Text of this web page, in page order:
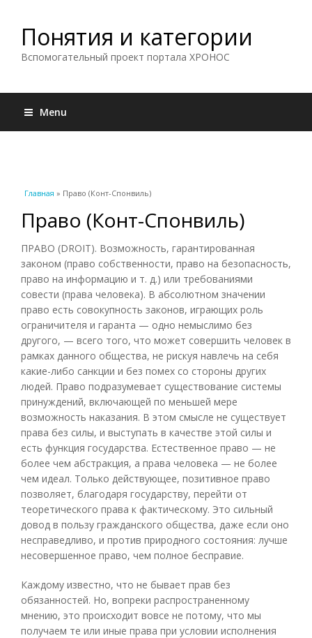
Понятия и категории
Вспомогательный проект портала ХРОНОС
Menu
Вы здесь
Главная » Право (Конт-Спонвиль)
Право (Конт-Спонвиль)
ПРАВО (DROIT). Возможность, гарантированная
законом (право собственности, право на безопасность,
право на информацию и т. д.) или требованиями
совести (права человека). В абсолютном значении
право есть совокупность законов, играющих роль
ограничителя и гаранта — одно немыслимо без
другого, — всего того, что может совершить человек в
рамках данного общества, не рискуя навлечь на себя
какие-либо санкции и без помех со стороны других
людей. Право подразумевает существование системы
принуждений, включающей по меньшей мере
возможность наказания. В этом смысле не существует
права без силы, и выступать в качестве этой силы и
есть функция государства. Естественное право — не
более чем абстракция, а права человека — не более
чем идеал. Только действующее, позитивное право
позволяет, благодаря государству, перейти от
теоретического права к фактическому. Это сильный
довод в пользу гражданского общества, даже если оно
несправедливо, и против природного состояния: лучше
несовершенное право, чем полное бесправие.
Каждому известно, что не бывает прав без
обязанностей. Но, вопреки распространенному
мнению, это происходит вовсе не потому, что мы
получаем те или иные права при условии исполнения